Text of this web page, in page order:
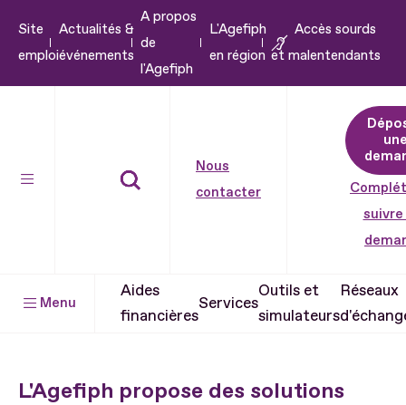
Aller
Site
emploi
Actualités &
événements
A propos
de
l'Agefiph
L'Agefiph
en région
Accès sourds
et malentendants
Nous
contacter
suivre
Menu
Aides
financières
Services
Outils et
simulateurs
Réseaux
L'Agefiph propose des solutions